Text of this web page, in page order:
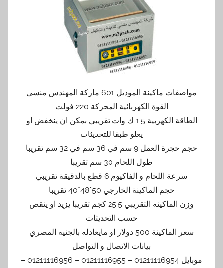
مواصفات ماكينة الموديل 601 ماركة المهندس منسى
القوة الكهربائية المحركة 220 فولت
الطاقة الكهربية 1.5 ك وات تقريبي بمكن ان ينخفض او
يعلو طبقا للتحديثات
حجم حجرة العمل 9 سم في 36 سم في 32 سم تقريبا
طول اللحام 30 سم تقريبا
سرعة اللحام و الفاكيوم 6 قطع بالدقيقة تقريبي
حجم الماكينة الخارجي 50*48*40 تقريبا
وزن الماكينه التقريبي 25.5 كجم تقريبا يزيد او ينقص
حسب التحديثات
سعر الماكينة 500 دولار او مايعادله بالجنيه المصري
بيانات الاتصال و التواصل
موبايل 01211116954 – 01211116955 – 01211116956 –